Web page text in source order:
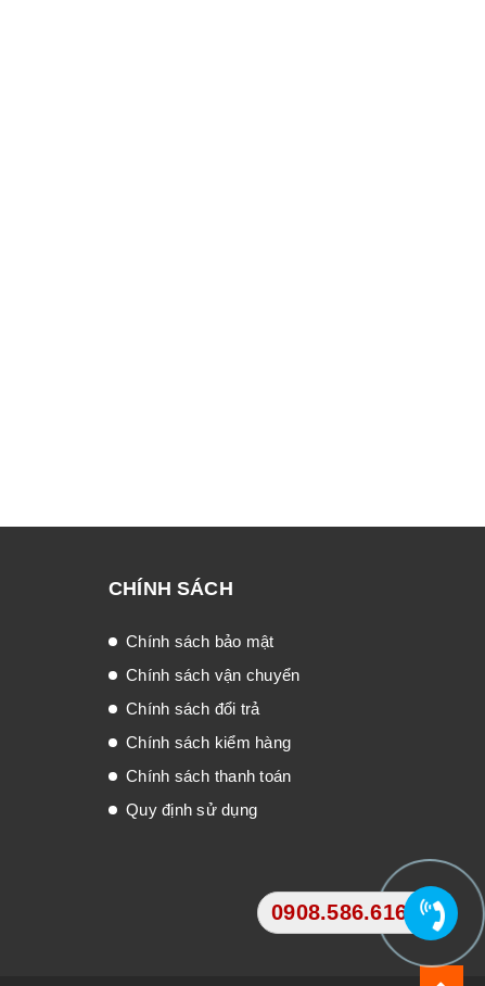
CHÍNH SÁCH
Chính sách bảo mật
Chính sách vận chuyển
Chính sách đổi trả
Chính sách kiểm hàng
Chính sách thanh toán
Quy định sử dụng
0908.586.616